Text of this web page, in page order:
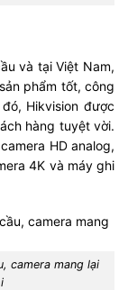
và tại Việt Nam,
phẩm tốt, công
Hikvision được
hàng tuyệt vời.
HD analog,
4K và máy ghi
camera mang lại